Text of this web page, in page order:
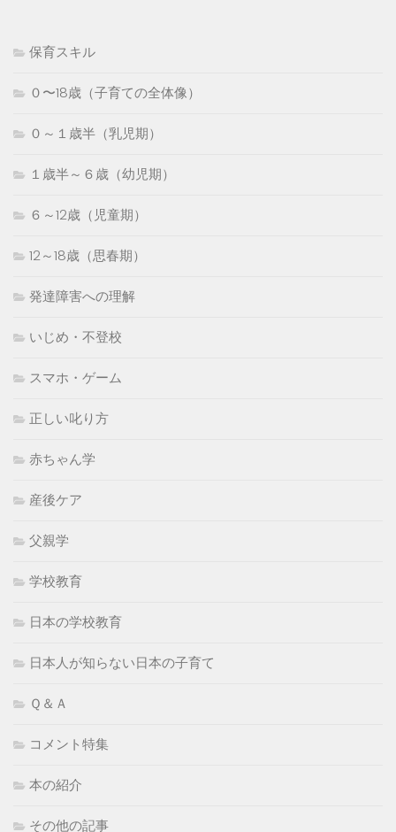
保育スキル
０〜18歳（子育ての全体像）
０～１歳半（乳児期）
１歳半～６歳（幼児期）
６～12歳（児童期）
12～18歳（思春期）
発達障害への理解
いじめ・不登校
スマホ・ゲーム
正しい叱り方
赤ちゃん学
産後ケア
父親学
学校教育
日本の学校教育
日本人が知らない日本の子育て
Ｑ＆Ａ
コメント特集
本の紹介
その他の記事